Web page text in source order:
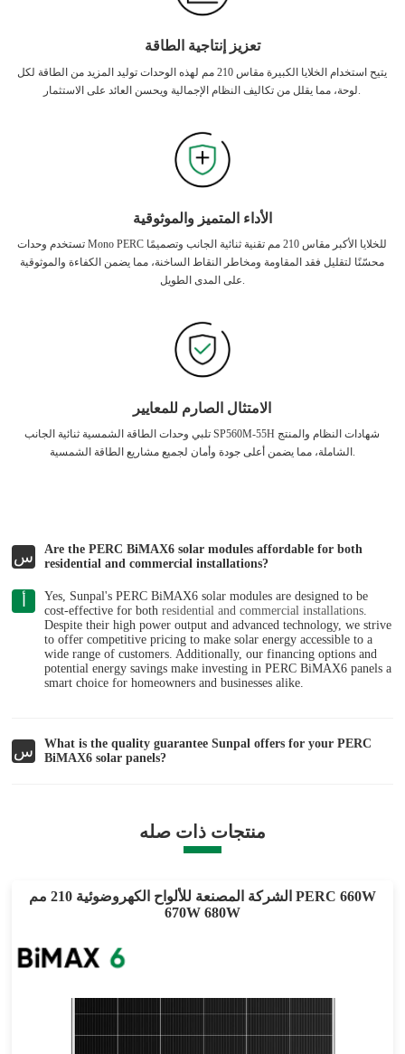
تعزيز إنتاجية الطاقة
يتيح استخدام الخلايا الكبيرة مقاس 210 مم لهذه الوحدات توليد المزيد من الطاقة لكل
الأداء المتميز والموثوقية
تستخدم وحدات Mono PERC للخلايا الأكبر مقاس 210 مم تقنية ثنائية الجانب وتصميمًا
محسّنًا لتقليل فقد المقاومة ومخاطر النقاط الساخنة، مما يضمن الكفاءة والموثوقية
على المدى الطويل.
الامتثال الصارم للمعايير
تلبي وحدات الطاقة الشمسية ثنائية الجانب SP560M-55H شهادات النظام والمنتج
الشاملة، مما يضمن أعلى جودة وأمان لجميع مشاريع الطاقة الشمسية.
س
Are the PERC BiMAX6 solar modules affordable for both
residential and commercial installations?
أ
Yes, Sunpal's PERC BiMAX6 solar modules are designed to be
cost-effective for bothresidential and commercial installations
Despite their high power output and advanced technology, we strive
to offer competitive pricing to make solar energy accessible to a
wide range of customers. Additionally, our financing options and
potential energy savings make investing in PERC BiMAX6 panels a
smart choice for homeowners and businesses alike.
س
What is the quality guarantee Sunpal offers for your PERC
BiMAX6 solar panels?
منتجات ذات صله
الشركة المصنعة للألواح الكهروضوئية 210 مم PERC 660W
670W 680W